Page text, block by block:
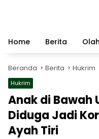
Home
Berita
Beranda Berita Hukrim
Hukrim
Anak di Bawah
Diduga Jadi
Ayah Tiri